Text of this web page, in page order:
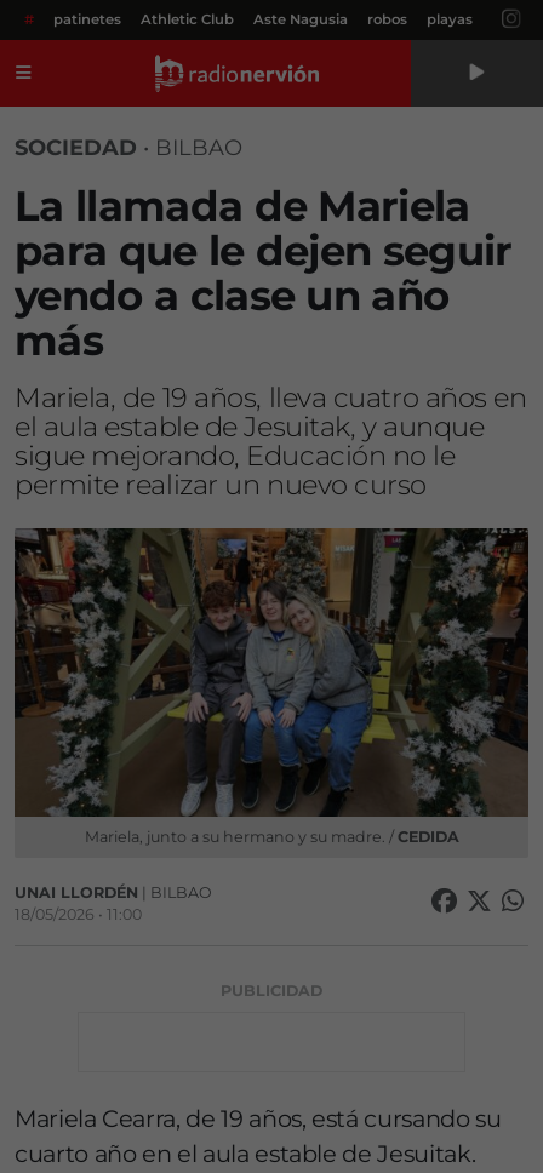
# patinetes Athletic Club Aste Nagusia robos playas
SOCIEDAD • BILBAO
La llamada de Mariela
para que le dejen seguir
yendo a clase un año
más
Mariela, de 19 años, lleva cuatro años en
el aula estable de Jesuitak, y aunque
sigue mejorando, Educación no le
permite realizar un nuevo curso
Mariela, junto a su hermano y su madre. / CEDIDA
UNAI LLORDÉN | BILBAO
18/05/2026 • 11:00
PUBLICIDAD
Mariela Cearra, de 19 años, está cursando su
cuarto año en el aula estable de Jesuitak.